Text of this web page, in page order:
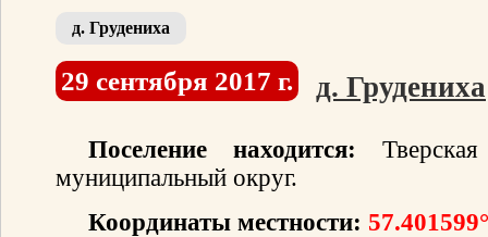
д. Грудениха
29 сентября 2017 г. д. Грудениха
Поселение находится:
муниципальный округ.
Координаты местности: